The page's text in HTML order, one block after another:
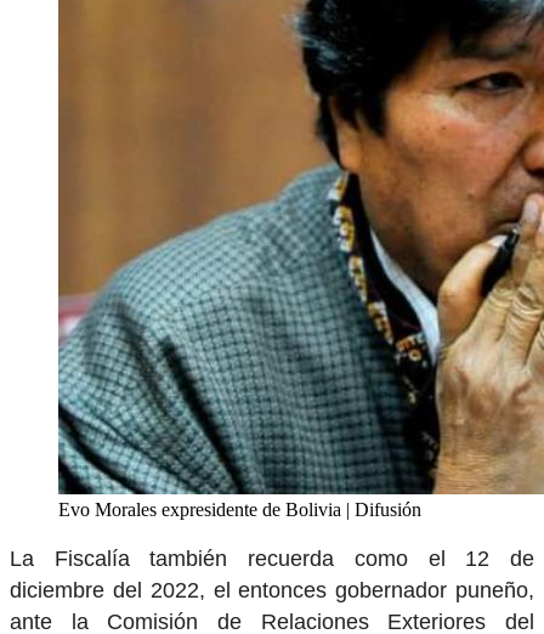
Evo Morales expresidente de Bolivia | Difusión
La Fiscalía también recuerda como el 12 de
diciembre del 2022, el entonces gobernador puneño,
ante la Comisión de Relaciones Exteriores del